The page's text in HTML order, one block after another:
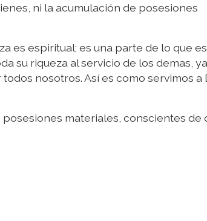
ni la acumulación de posesiones
es espiritual; es una parte de lo que
su riqueza al servicio de los demas,
nosotros. Así es como servimos a
materiales, conscientes de